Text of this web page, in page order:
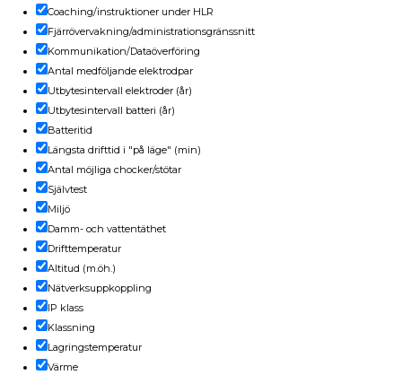
Coaching/instruktioner under HLR
Fjärrövervakning/administrationsgränssnitt
Kommunikation/Dataöverföring
Antal medföljande elektrodpar
Utbytesintervall elektroder (år)
Utbytesintervall batteri (år)
Batteritid
Längsta drifttid i "på läge" (min)
Antal möjliga chocker/stötar
Självtest
Miljö
Damm- och vattentäthet
Drifttemperatur
Altitud (m.öh.)
Nätverksuppkoppling
IP klass
Klassning
Lagringstemperatur
Värme